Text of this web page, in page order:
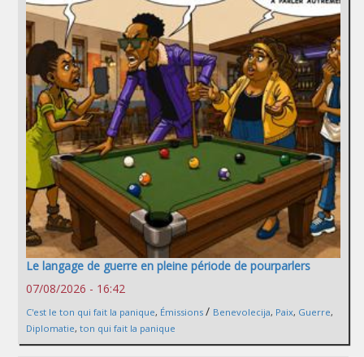
Le langage de guerre en pleine période de pourparlers
07/08/2026 - 16:42
C'est le ton qui fait la panique, Émissions / Benevolecija, Paix, Guerre,
Diplomatie, ton qui fait la panique